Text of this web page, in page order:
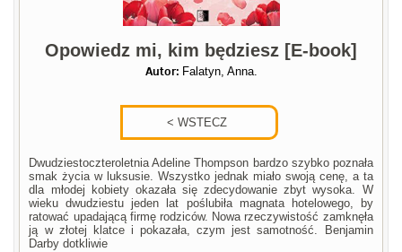
Opowiedz mi, kim będziesz [E-book]
Autor: Falatyn, Anna.
Dwudziestoczteroletnia Adeline Thompson bardzo szybko poznała
smak życia w luksusie. Wszystko jednak miało swoją cenę, a ta
dla młodej kobiety okazała się zdecydowanie zbyt wysoka. W
wieku dwudziestu jeden lat poślubiła magnata hotelowego, by
ratować upadającą firmę rodziców. Nowa rzeczywistość zamknęła
ją w złotej klatce i pokazała, czym jest samotność. Benjamin
Darby dotkliwie